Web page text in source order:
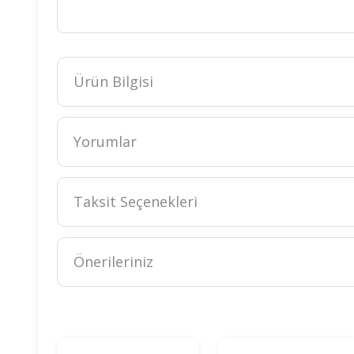
Ürün Bilgisi
Yorumlar
Taksit Seçenekleri
Önerileriniz